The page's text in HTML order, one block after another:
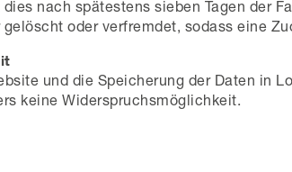
nach spätestens sieben Tagen der
oder verfremdet, sodass eine
und die Speicherung der Daten in
keine Widerspruchsmöglichkeit.